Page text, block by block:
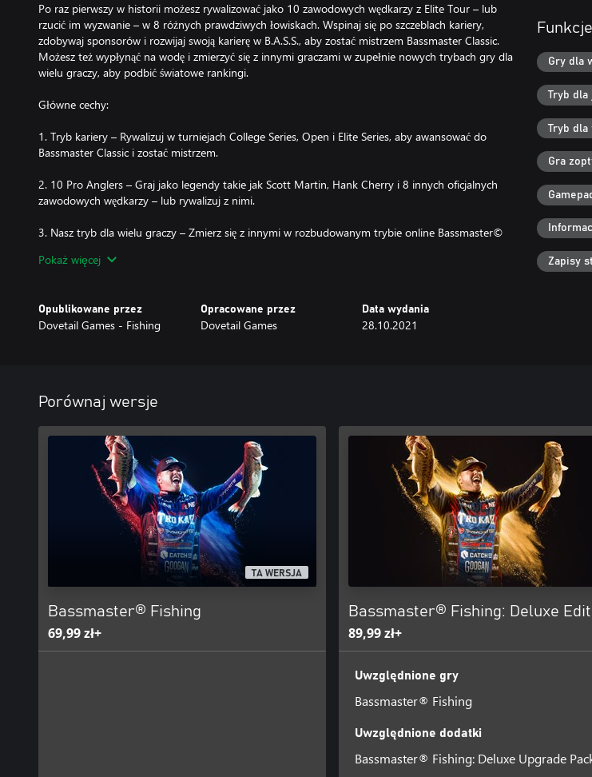
Po raz pierwszy w historii możesz rywalizować jako 10 zawodowych wędkarzy z Elite Tour – lub
rzucić im wyzwanie – w 8 różnych prawdziwych łowiskach. Wspinaj się po szczeblach kariery,
zdobywaj sponsorów i rozwijaj swoją karierę w B.A.S.S., aby zostać mistrzem Bassmaster Classic.
Możesz też wypłynąć na wodę i zmierzyć się z innymi graczami w zupełnie nowych trybach gry dla
wielu graczy, aby podbić światowe rankingi.
Główne cechy:
1. Tryb kariery – Rywalizuj w turniejach College Series, Open i Elite Series, aby awansować do
Bassmaster Classic i zostać mistrzem.
2. 10 Pro Anglers – Graj jako legendy takie jak Scott Martin, Hank Cherry i 8 innych oficjalnych
zawodowych wędkarzy – lub rywalizuj z nimi.
3. Nasz tryb dla wielu graczy – Zmierz się z innymi w rozbudowanym trybie online Bassmaster©
lub zostań mistrzem w Bassmaster Royale.
Pokaż więcej
Opublikowane przez
Dovetail Games - Fishing
Opracowane przez
Dovetail Games
Data wydania
28.10.2021
Funkcje
Gry dla
Tryb dla
Tryb dla
Gra
Zapisy
Porównaj wersje
TA WERSJA
Bassmaster® Fishing
69,99 zł+
Bassmaster® Fishing: Deluxe
89,99 zł+
Uwzględnione gry
Bassmaster® Fishing
Uwzględnione dodatki
Bassmaster® Fishing: Deluxe Upgrade